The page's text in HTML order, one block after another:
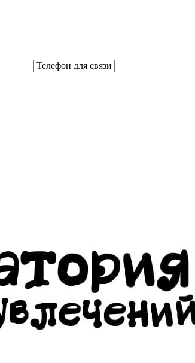
Телефон для связи